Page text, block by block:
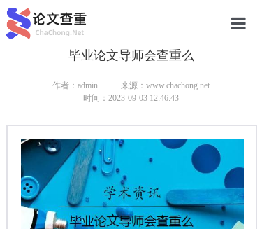
本科论文
研究生论
硕士论文
毕业论文导师会查重么
作者：admin
来源：www.chachong.net
时间：2023-09-03 12:46:43